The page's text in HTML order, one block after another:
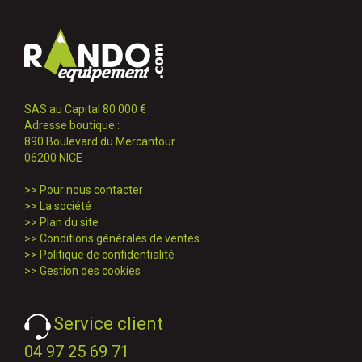
SAS au Capital 80 000 €
Adresse boutique :
890 Boulevard du Mercantour
06200 NICE
>> Pour nous contacter
>>
La société
>> Plan du site
>> Conditions générales de ventes
>> Politique de confidentialité
>> Gestion des cookies
Service client
04 97 25 69 71